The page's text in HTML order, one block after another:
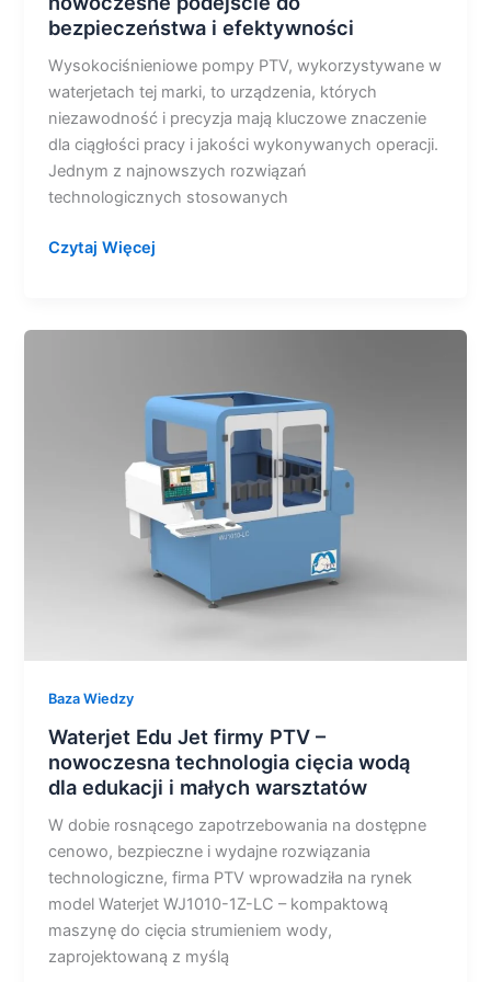
bezpieczeństwa i efektywności
Wysokociśnieniowe pompy PTV, wykorzystywane w
waterjetach tej marki, to urządzenia, których
niezawodność i precyzja mają kluczowe znaczenie
dla ciągłości pracy i jakości wykonywanych operacji.
Jednym z najnowszych rozwiązań
technologicznych stosowanych
Czytaj Więcej
Baza Wiedzy
Waterjet Edu Jet firmy PTV –
nowoczesna technologia cięcia wodą
dla edukacji i małych warsztatów
W dobie rosnącego zapotrzebowania na dostępne
cenowo, bezpieczne i wydajne rozwiązania
technologiczne, firma PTV wprowadziła na rynek
model Waterjet WJ1010-1Z-LC – kompaktową
maszynę do cięcia strumieniem wody,
zaprojektowaną z myślą
technologia
i
warsztatów